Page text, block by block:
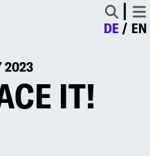
DE EN
2023
IT!